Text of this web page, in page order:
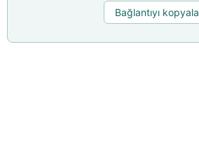
Bağlantıyı kopyala